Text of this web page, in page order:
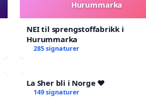
Hurummarka
NEI til sprengstoffabrikk i
Hurummarka
285 signaturer
La Sher bli i Norge ❤️
149 signaturer